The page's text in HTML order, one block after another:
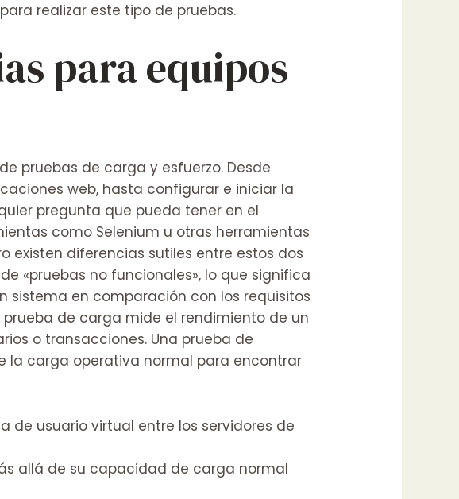
realizar este tipo de pruebas.
para equipos
pruebas de carga y esfuerzo. Desde
web, hasta configurar e iniciar la
pregunta que pueda tener en el
como Selenium u otras herramientas
existen diferencias sutiles entre estos dos
«pruebas no funcionales», lo que significa
sistema en comparación con los requisitos
de carga mide el rendimiento de un
o transacciones. Una prueba de
la carga operativa normal para encontrar
de usuario virtual entre los servidores de
allá de su capacidad de carga normal